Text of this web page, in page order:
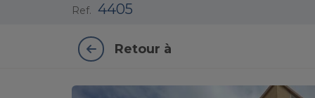
Ref. 4405
Retour à